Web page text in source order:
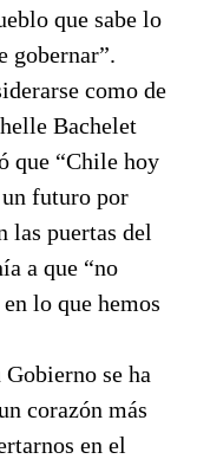
que sabe lo
gobernar”.
como de
Bachelet
que “Chile hoy
futuro por
las puertas del
a que “no
lo que hemos
se ha
corazón más
en el